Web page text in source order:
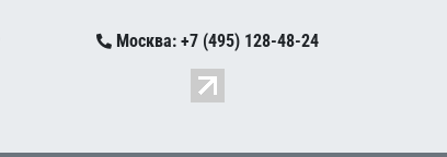
Москва: +7 (495) 128-48-24